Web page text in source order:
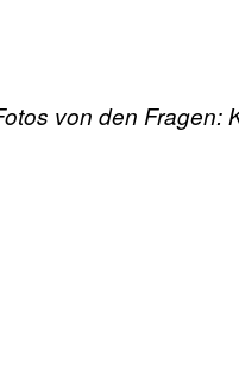
von den Fragen: